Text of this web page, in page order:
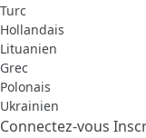
Turc
Hollandais
Lituanien
Grec
Polonais
Ukrainien
Connectez-vous